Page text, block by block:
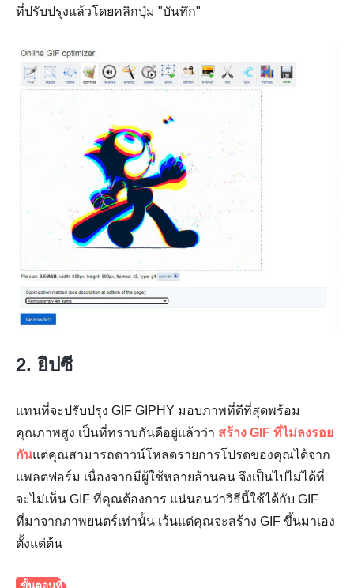
ขั้นตอนที่
ที่ปรับปรุงแล้วโดยคลิกปุ่ม "บันทึก"
2. ยิปซี
แทนที่จะปรับปรุง GIF GIPHY มอบภาพที่ดีที่สุดพร้อม
คุณภาพสูง เป็นที่ทราบกันดีอยู่แล้วว่า สร้าง GIF ที่ไม่ลงรอย
กันแต่คุณสามารถดาวน์โหลดรายการโปรดของคุณได้จาก
แพลตฟอร์ม เนื่องจากมีผู้ใช้หลายล้านคน จึงเป็นไปไม่ได้ที่
จะไม่เห็น GIF ที่คุณต้องการ แน่นอนว่าวิธีนี้ใช้ได้กับ GIF
ที่มาจากภาพยนตร์เท่านั้น เว้นแต่คุณจะสร้าง GIF ขึ้นมาเอง
ตั้งแต่ต้น